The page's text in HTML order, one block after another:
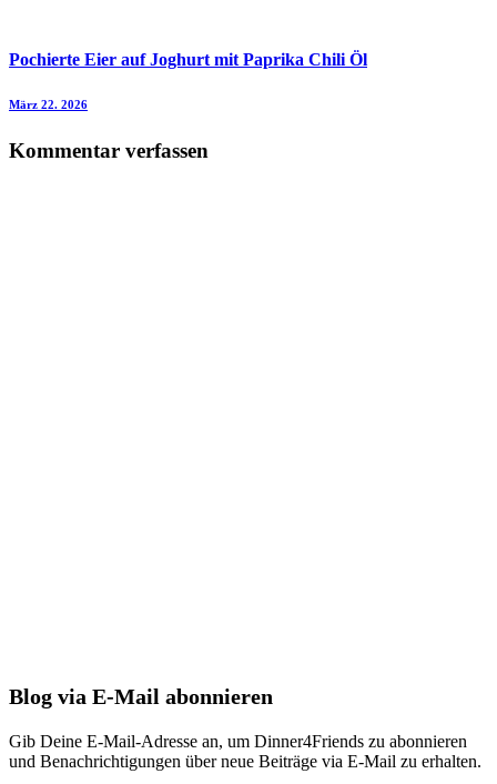
Pochierte Eier auf Joghurt mit Paprika Chili Öl
März 22. 2026
Kommentar verfassen
Blog via E-Mail abonnieren
Gib Deine E-Mail-Adresse an, um Dinner4Friends zu abonnieren
und Benachrichtigungen über neue Beiträge via E-Mail zu erhalten.